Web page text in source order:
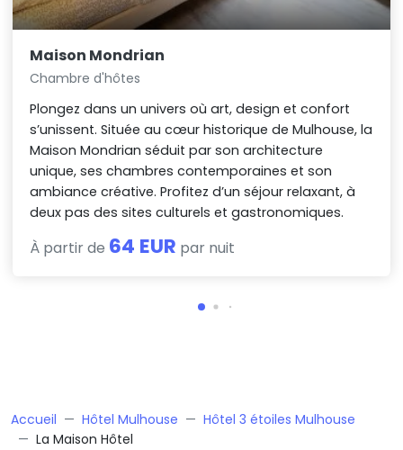
Maison Mondrian
Chambre d'hôtes
Plongez dans un univers où art, design et confort
s’unissent. Située au cœur historique de Mulhouse, la
Maison Mondrian séduit par son architecture
unique, ses chambres contemporaines et son
ambiance créative. Profitez d’un séjour relaxant, à
deux pas des sites culturels et gastronomiques.
À partir de 64 EUR par nuit
Accueil Hôtel Mulhouse
Hôtel 3 étoiles Mulhouse
La Maison Hôtel